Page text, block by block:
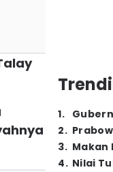
1.
2.
3. Makan
4. Nilai